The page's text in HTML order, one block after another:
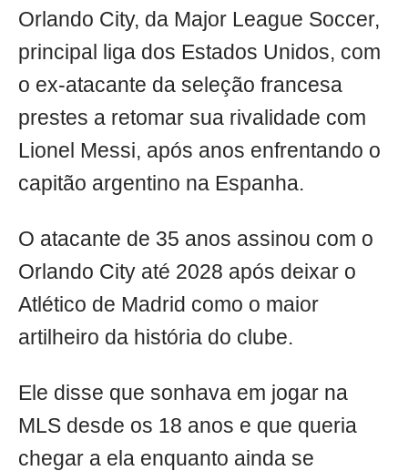
Orlando City, da Major League Soccer,
principal liga dos Estados Unidos, com
o ex-atacante da seleção francesa
prestes a retomar sua rivalidade com
Lionel Messi, após anos enfrentando o
capitão argentino na Espanha.
O atacante de 35 anos assinou com o
Orlando City até 2028 após deixar o
Atlético de Madrid como o maior
artilheiro da história do clube.
Ele disse que sonhava em jogar na
MLS desde os 18 anos e que queria
chegar a ela enquanto ainda se